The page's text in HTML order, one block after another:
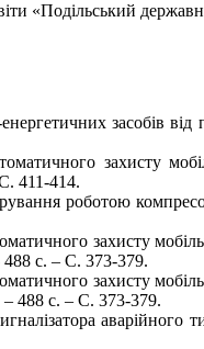
«Подільський
засобів
захисту
411-414.
роботою
захисту
488 с. – С. 373-379.
захисту
– 488 с. – С. 373-379.
аварійного